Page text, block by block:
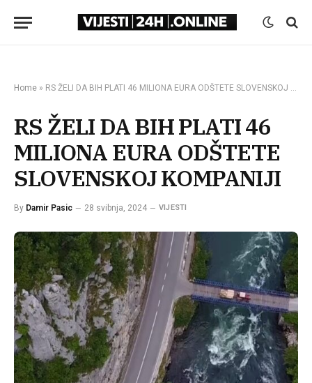
Home » RS ŽELI DA BIH PLATI 46 MILIONA EURA ODŠTETE SLOVENSKOJ KOMPANIJI
RS ŽELI DA BIH PLATI 46
MILIONA EURA ODŠTETE
SLOVENSKOJ KOMPANIJI
By Damir Pasic 28 svibnja, 2024 VIJESTI